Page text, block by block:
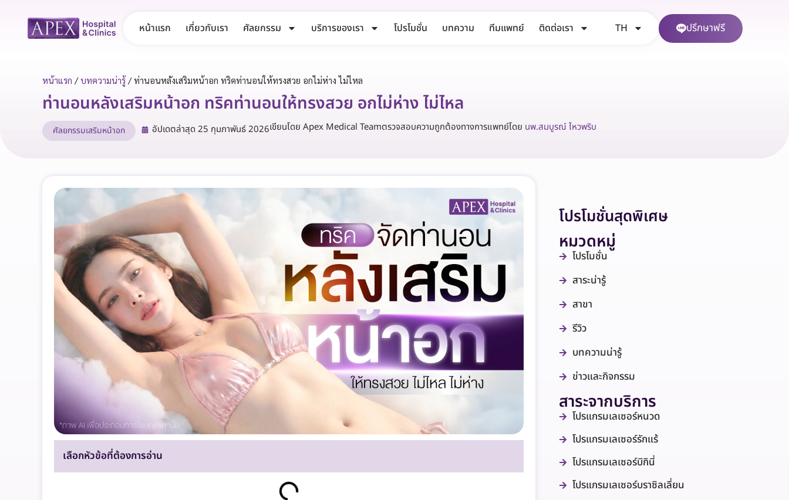
หน้าแรก เกี่ยวกับเรา ศัลยกรรม บริการของเรา โปรโมชั่น บทความ ทีมแพทย์ ติดต่อเรา TH ปรึกษาฟรี
หน้าแรก /บทความน่ารู้/ท่านอนหลังเสริมหน้าอก ทริคท่านอนให้ทรงสวย อกไม่ห่าง ไม่ไหล
ท่านอนหลังเสริมหน้าอก ทริคท่านอนให้ทรงสวย อกไม่ห่าง ไม่ไหล
ศัลยกรรมเสริมหน้าอก อัปเดตล่าสุด 25 กุมภาพันธ์ 2026เขียนโดย Apex Medical Teamตรวจสอบความถูกต้องทางการแพทย์โดย นพ.สมบูรณ์ ไหวพริบ
เลือกหัวข้อที่ต้องการอ่าน
โปรโมชั่นสุดพิเศษ
หมวดหมู่
โปรโมชั่น
สาระน่ารู้
สาขา
รีวิว
บทความน่ารู้
ข่าวและกิจกรรม
สาระจากบริการ
โปรแกรมเลเซอร์หนวด
โปรแกรมเลเซอร์รักแร้
โปรแกรมเลเซอร์บิกินี่
โปรแกรมเลเซอร์บราซิลเลี่ยน